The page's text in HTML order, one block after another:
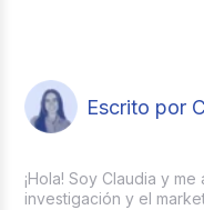
Escrito por
¡Hola! Soy Claudia y
investigación y el